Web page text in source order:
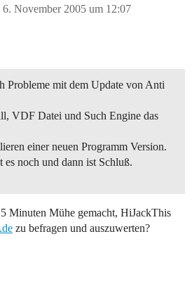
6. November 2005 um 12:07
Probleme mit dem Update von Anti
VDF Datei und Such Engine das
einer neuen Programm Version.
es noch und dann ist Schluß.
Minuten Mühe gemacht, HiJackThis
zu befragen und auszuwerten?